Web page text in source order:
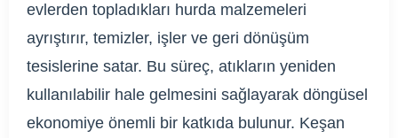
evlerden topladıkları hurda malzemeleri
ayrıştırır, temizler, işler ve geri dönüşüm
tesislerine satar. Bu süreç, atıkların yeniden
kullanılabilir hale gelmesini sağlayarak döngüsel
ekonomiye önemli bir katkıda bulunur. Keşan